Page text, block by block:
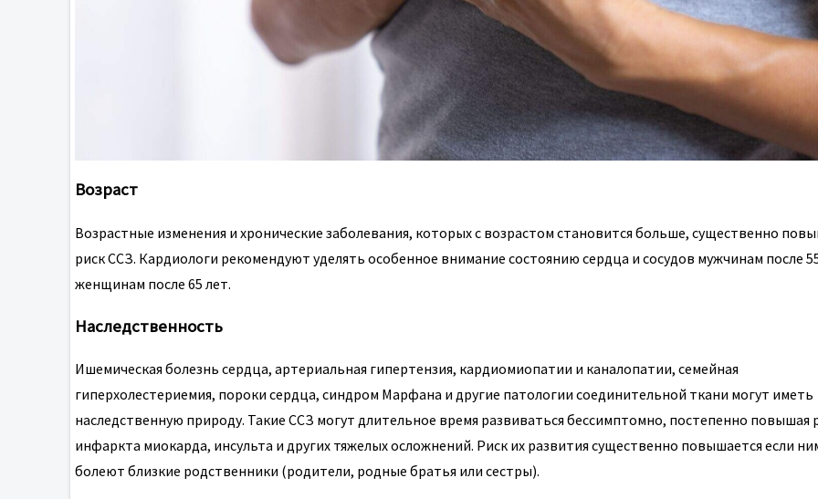
Возраст
Возрастные изменения и хронические заболевания, которых с возрастом становится больше, существенно
риск ССЗ. Кардиологи рекомендуют уделять особенное внимание состоянию сердца и сосудов мужчинам после
женщинам после 65 лет.
Наследственность
Ишемическая болезнь сердца, артериальная гипертензия, кардиомиопатии и каналопатии, семейная
гиперхолестериемия, пороки сердца, синдром Марфана и другие патологии соединительной ткани могут иметь
наследственную природу. Такие ССЗ могут длительное время развиваться бессимптомно, постепенно повышая
инфаркта миокарда, инсульта и других тяжелых осложнений. Риск их развития существенно повышается если
болеют близкие родственники (родители, родные братья или сестры).